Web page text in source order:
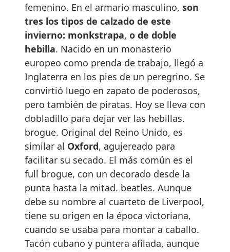
femenino. En el armario masculino, son
tres los tipos de calzado de este
invierno: monkstrapa, o de doble
hebilla. Nacido en un monasterio
europeo como prenda de trabajo, llegó a
Inglaterra en los pies de un peregrino. Se
convirtió luego en zapato de poderosos,
pero también de piratas. Hoy se lleva con
dobladillo para dejar ver las hebillas.
brogue. Original del Reino Unido, es
similar al Oxford, agujereado para
facilitar su secado. El más común es el
full brogue, con un decorado desde la
punta hasta la mitad. beatles. Aunque
debe su nombre al cuarteto de Liverpool,
tiene su origen en la época victoriana,
cuando se usaba para montar a caballo.
Tacón cubano y puntera afilada, aunque